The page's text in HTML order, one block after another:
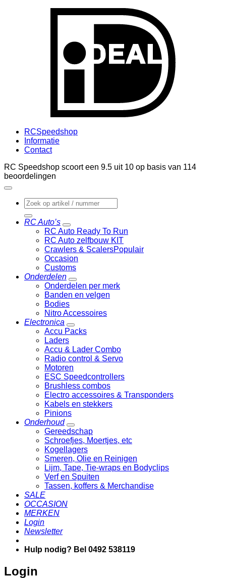
RCSpeedshop
Informatie
Contact
RC Speedshop scoort een 9.5 uit 10 op basis van 114
beoordelingen
Zoeken
naar:
RC Auto’s
RC Auto Ready To Run
RC Auto zelfbouw KIT
Crawlers & Scalers
Occasion
Customs
Onderdelen
Onderdelen per merk
Banden en velgen
Bodies
Nitro Accessoires
Electronica
Accu Packs
Laders
Accu & Lader Combo
Radio control & Servo
Motoren
ESC Speedcontrollers
Brushless combos
Electro accessoires & Transponders
Kabels en stekkers
Pinions
Onderhoud
Gereedschap
Schroefjes, Moertjes, etc
Kogellagers
Smeren, Olie en Reinigen
Lijm, Tape, Tie-wraps en Bodyclips
Verf en Spuiten
Tassen, koffers & Merchandise
SALE
OCCASION
MERKEN
Login
Newsletter
Hulp nodig? Bel 0492 538119
Login